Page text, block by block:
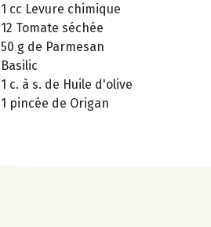
1 cc Levure chimique
12 Tomate séchée
50 g de Parmesan
Basilic
1 c. à s. de Huile d'olive
1 pincée de Origan